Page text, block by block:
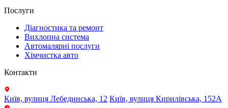
Послуги
Діагностика та ремонт
Вихлопна система
Автомалярні послуги
Хімчистка авто
Контакти
Київ, вулиця Лебединська, 12 Київ, вулиця Кирилівська, 152А